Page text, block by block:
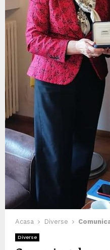
Acasa Diverse
Diverse